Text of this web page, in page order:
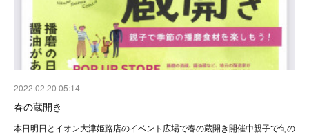
2022.02.20 05:14
春の蔵開き
本日明日とイオン大津姫路店のイベント広場で春の蔵開き開催中親子で旬の